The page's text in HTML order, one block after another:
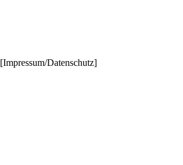
[Impressum/Datenschutz]